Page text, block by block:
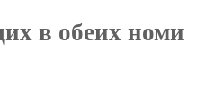
в обеих номи